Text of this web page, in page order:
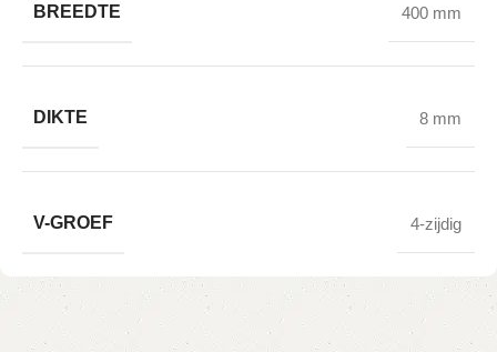
BREEDTE 400 mm
DIKTE 8 mm
V-GROEF 4-zijdig